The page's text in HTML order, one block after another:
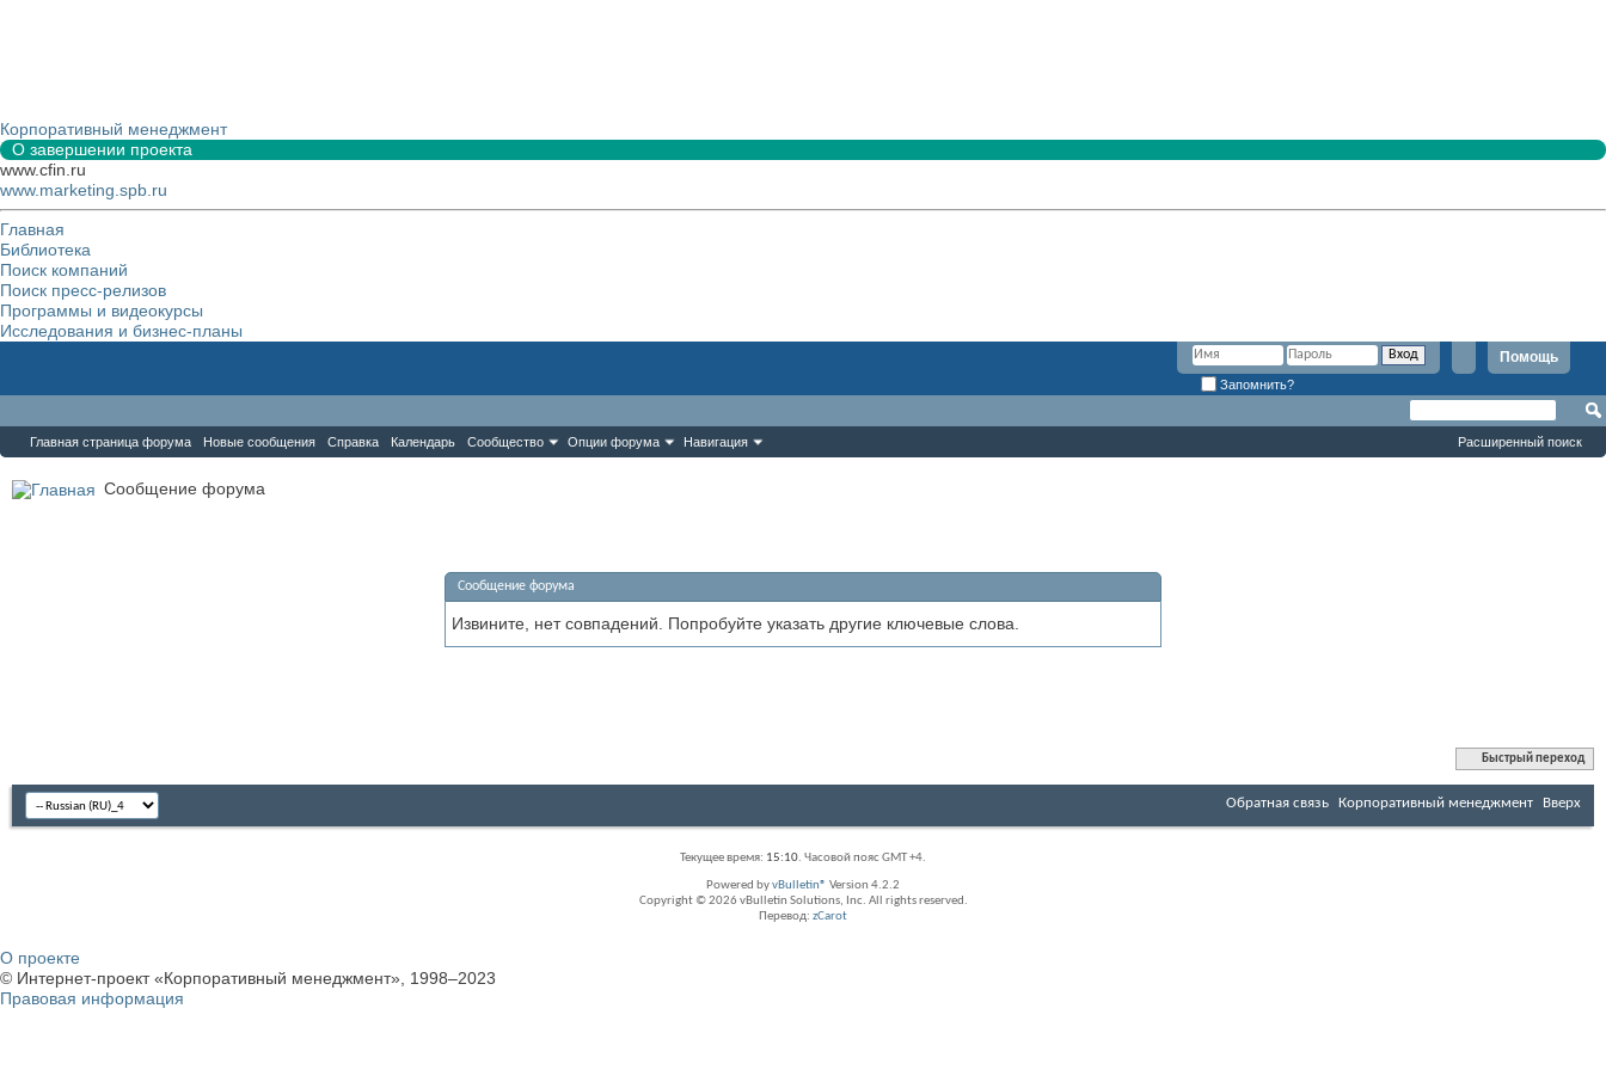
Корпоративный менеджмент
О завершении проекта
www.cfin.ru
www.marketing.spb.ru
Главная
Библиотека
Поиск компаний
Поиск пресс-релизов
Программы и видеокурсы
Исследования и бизнес-планы
Помощь
Запомнить?
Главная страница форума Новые сообщения Справка Календарь Сообщество Опции форума Навигация Расширенный поиск
Сообщение форума
Сообщение форума
Извините, нет совпадений. Попробуйте указать другие ключевые слова.
Быстрый переход
Обратная связь Корпоративный менеджмент Вверх
Текущее время: 15:10. Часовой пояс GMT +4.
Powered byvBulletin® Version 4.2.2
Copyright © 2026 vBulletin Solutions, Inc. All rights reserved.
Перевод: zCarot
О проекте
© Интернет-проект «Корпоративный менеджмент», 1998–2023
Правовая информация